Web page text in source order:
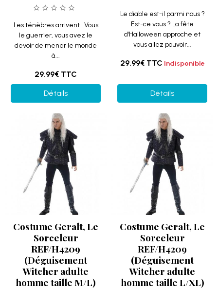
Les ténèbres arrivent ! Vous
le guerrier, vous avez le
devoir de mener le monde
à...
29.99€ TTC
Détails
Le diable est-il parmi nous ?
Est-ce vous ? La fête
d'Halloween approche et
vous allez pouvoir...
29.99€ TTC Indisponible
Détails
Costume Geralt, Le
Sorceleur
REF/H4209
(Déguisement
Witcher adulte
homme taille M/L)
Costume Geralt, Le
Sorceleur
REF/H4209
(Déguisement
Witcher adulte
homme taille L/XL)